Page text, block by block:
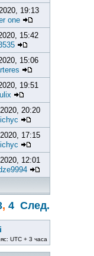
19:13
one
15:42
15:06
19:51
20:20
17:15
12:01
, 4 След.
UTC + 3 часа